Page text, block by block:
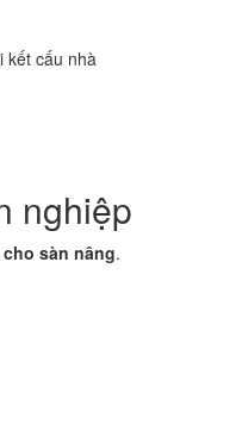
kết cấu nhà
nghiệp
sàn nâng.